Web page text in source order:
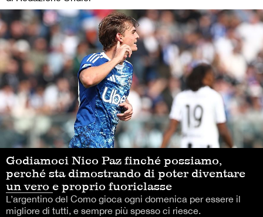
Godiamoci Nico Paz finché possiamo,
perché sta dimostrando di poter diventare
un vero e proprio fuoriclasse
L’argentino del Como gioca ogni domenica per essere il
migliore di tutti, e sempre più spesso ci riesce.